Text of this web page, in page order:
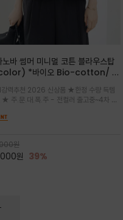
노바 썸머 미니멀 코튼 블라우스탑
*바이오 Bio-cotton/ 시
안하지만 블라우스처럼 단정한 무
드가 느껴지는 코튼 블라우스 탑
력추천 2026 신상품 ★한정 수량 득템
★ 주.문.대.폭.주 - 전컬러 출고중~4차 리
퍼지는 박시한 실루엣과 크롭 기장이 하체
어 보이게 해주며 와이드 팬츠와 셋업
원
원 39%